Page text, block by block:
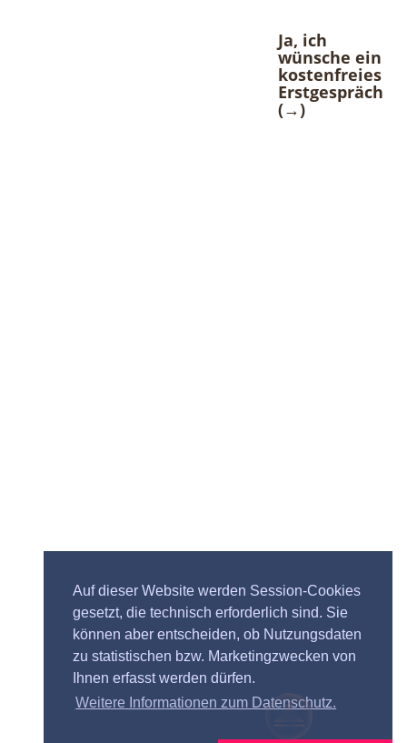
Auf dieser Website werden Session-Cookies
gesetzt, die technisch erforderlich sind. Sie
können aber entscheiden, ob Nutzungsdaten
zu statistischen bzw. Marketingzwecken von
Ihnen erfasst werden dürfen.
Weitere Informationen zum Datenschutz.
Ja, ich
wünsche ein
kostenfreies
Erstgespräch
(→)
Datenschutz